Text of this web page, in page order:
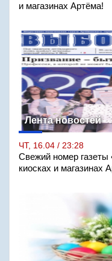
и магазинах Артёма!
Лента новостей
ЧТ, 16.04 / 23:28
Свежий номер
киосках и магазинах